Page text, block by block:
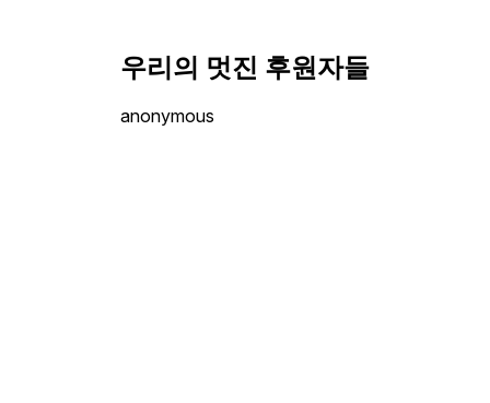
우리의 멋진 후원자들
anonymous